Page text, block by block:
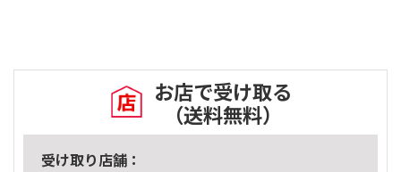
お店で受け取る
（送料無料）
受け取り店舗：